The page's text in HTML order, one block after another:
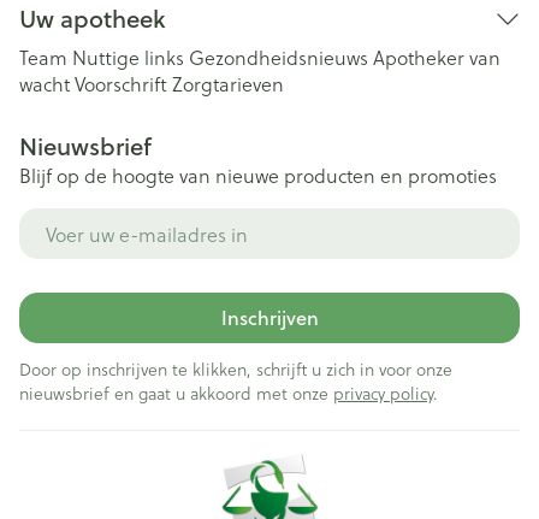
Uw apotheek
Team Nuttige links Gezondheidsnieuws Apotheker van
wachtVoorschriftZorgtarieven
Nieuwsbrief
Blijf op de hoogte van nieuwe producten en promoties
Inschrijven
Door op inschrijven te klikken, schrijft u zich in voor onze
nieuwsbrief en gaat u akkoord met onze privacy policy.